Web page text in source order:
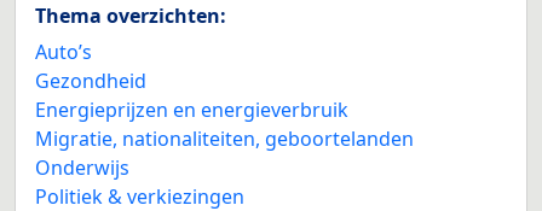
Thema overzichten:
Auto’s
Gezondheid
Energieprijzen en energieverbruik
Migratie, nationaliteiten, geboortelanden
Onderwijs
Politiek & verkiezingen